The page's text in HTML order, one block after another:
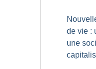
de vie :
une